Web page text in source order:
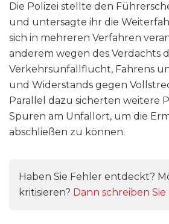
Die Polizei stellte den
und untersagte ihr die
sich in mehreren Verfahren
anderem wegen des Verdachts
Verkehrsunfallflucht, Fahrens
und Widerstands gegen
Parallel dazu sicherten weitere
Spuren am Unfallort, um die
abschließen zu können.
Haben Sie Fehler entdeckt?
kritisieren? Dann schreiben